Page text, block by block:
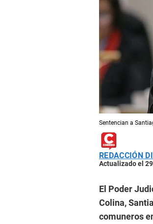
Sentencian a
REDACCIÓN
Actualizado el
El Poder
Colina,
comuneros